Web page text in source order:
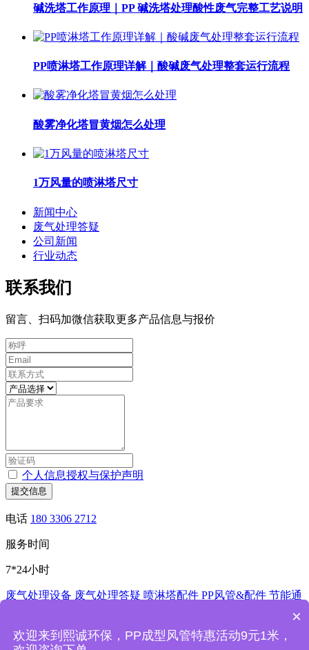
碱洗塔工作原理｜PP 碱洗塔处理酸性废气完整工艺说明
PP喷淋塔工作原理详解｜酸碱废气处理整套运行流程
酸雾净化塔冒黄烟怎么处理
1万风量的喷淋塔尺寸
新闻中心
废气处理答疑
公司新闻
行业动态
联系我们
留言、扫码加微信获取更多产品信息与报价
个人信息授权与保护声明
提交信息
电话 180 3306 2712
服务时间
7*24小时
废气处理设备 废气处理答疑 喷淋塔配件 PP风管&配件 节能通
×
欢迎来到熙诚环保，PP成型风管特惠活动9元1米，